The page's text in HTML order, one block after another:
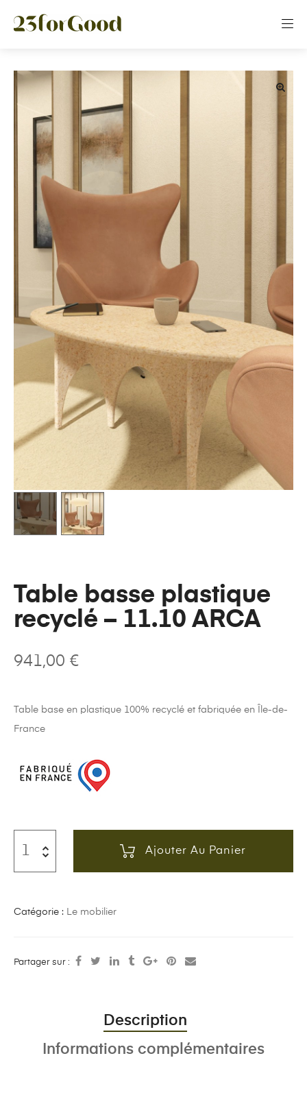
Table basse plastique
recyclé – 11.10 ARCA
941,00 €
Table base en plastique 100% recyclé et fabriquée en Île-de-
France
Ajouter Au Panier
Catégorie : Le mobilier
Partager sur :
Description
Informations complémentaires